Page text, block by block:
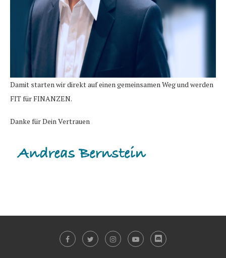
Damit starten wir direkt auf einen gemeinsamen Weg und werden
FIT für FINANZEN.
Danke für Dein Vertrauen